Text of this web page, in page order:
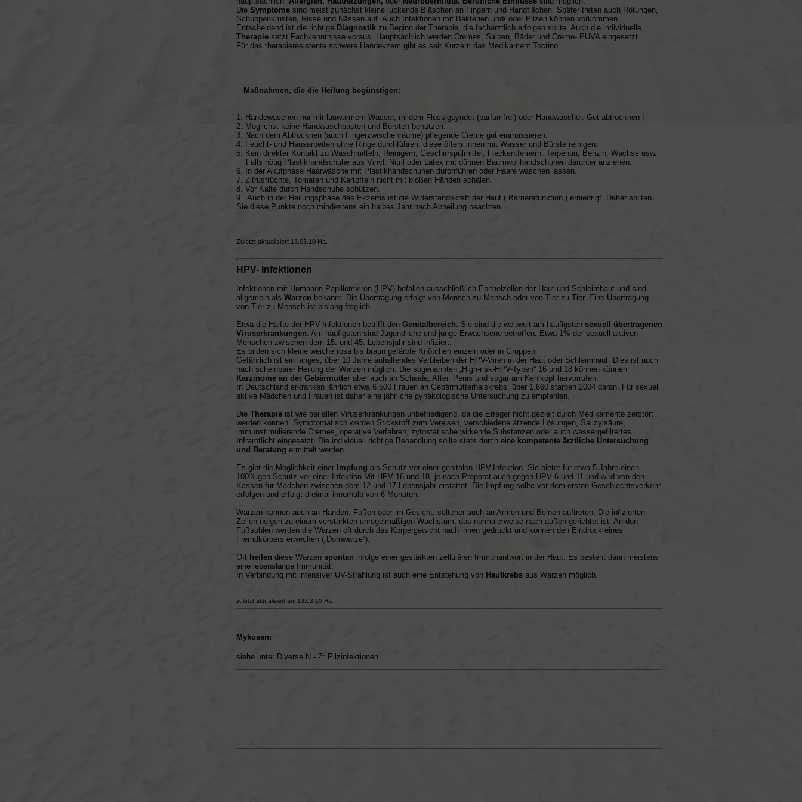
Die Symptome sind meist zunächst kleine juckende Bläschen an Fingern und Handflächen. Später treten auch Rötungen,
Schuppenkrusten, Risse und Nässen auf. Auch Infektionen mit Bakterien und/ oder Pilzen können vorkommen.
Entscheidend ist die richtige Diagnostik zu Beginn der Therapie, die fachärztlich erfolgen sollte. Auch die individuelle
Therapie setzt Fachkenntnisse voraus. Hauptsächlich werden Cremes, Salben, Bäder und Creme- PUVA eingesetzt.
Für das therapieresistente schwere Handekzem gibt es seit Kurzem das Medikament Toctino.
Maßnahmen, die die Heilung begünstigen:
1. Händewaschen nur mit lauwarmem Wasser, mildem Flüssigsyndet (parfümfrei) oder Handwaschöl. Gut abtrocknen !
2. Möglichst keine Handwaschpasten und Bürsten benutzen.
3. Nach dem Abtrocknen (auch Fingerzwischenräume) pflegende Creme gut einmassieren.
4. Feucht- und Hausarbeiten ohne Ringe durchführen, diese öfters innen mit Wasser und Bürste reinigen.
5. Kein direkter Kontakt zu Waschmitteln, Reinigern, Geschirrspülmittel, Fleckentfernern, Terpentin, Benzin, Wachse usw..
Falls nötig Plastikhandschuhe aus Vinyl, Nitril oder Latex mit dünnen Baumwollhandschuhen darunter anziehen.
6. In der Akutphase Haarwäsche mit Plastikhandschuhen durchführen oder Haare waschen lassen.
7. Zitrusfrüchte, Tomaten und Kartoffeln nicht mit bloßen Händen schälen.
8. Vor Kälte durch Handschuhe schützen.
9. Auch in der Heilungsphase des Ekzems ist die Widerstandskraft der Haut ( Barrierefunktion ) erniedrigt. Daher sollten
Sie diese Punkte noch mindestens ein halbes Jahr nach Abheilung beachten.
Zuletzt aktualisiert 13.03.10 Ha.
HPV- Infektionen
Infektionen mit Humanen Papillomviren (HPV) befallen ausschließlich Epithelzellen der Haut und Schleimhaut und sind
allgemein als Warzen bekannt. Die Übertragung erfolgt von Mensch zu Mensch oder von Tier zu Tier. Eine Übertragung
von Tier zu Mensch ist bislang fraglich.
Etwa die Hälfte der HPV-Infektionen betrifft den Genitalbereich. Sie sind die weltweit am häufigsten sexuell übertragenen
Viruserkrankungen. Am häufigsten sind Jugendliche und junge Erwachsene betroffen. Etwa 1% der sexuell aktiven
Menschen zwischen dem 15. und 45. Lebensjahr sind infiziert.
Es bilden sich kleine weiche rosa bis braun gefärbte Knötchen einzeln oder in Gruppen.
Gefährlich ist ein langes, über 10 Jahre anhaltendes Verbleiben der HPV-Viren in der Haut oder Schleimhaut. Dies ist auch
nach scheinbarer Heilung der Warzen möglich. Die sogenannten „High-risk-HPV-Typen“ 16 und 18 können können
Karzinome an der Gebärmutter aber auch an Scheide, After, Penis und sogar am Kehlkopf hervorrufen.
In Deutschland erkranken jährlich etwa 6.500 Frauen an Gebärmutterhalskrebs, über 1.660 starben 2004 daran. Für sexuell
aktive Mädchen und Frauen ist daher eine jährliche gynäkologische Untersuchung zu empfehlen.
Die Therapie ist wie bei allen Viruserkrankungen unbefriedigend, da die Erreger nicht gezielt durch Medikamente zerstört
werden können. Symptomatisch werden Stickstoff zum Vereisen, verschiedene ätzende Lösungen, Salizylsäure,
immunstimulierende Cremes, operative Verfahren, zytostatische wirkende Substanzen oder auch wassergefiltertes
Infrarotlicht eingesetzt. Die individuell richtige Behandlung sollte stets durch eine kompetente ärztliche Untersuchung
und Beratung ermittelt werden.
Es gibt die Möglichkeit einer Impfung als Schutz vor einer genitalen HPV-Infektion. Sie bietet für etwa 5 Jahre einen
100%igen Schutz vor einer Infektion Mit HPV 16 und 18, je nach Präparat auch gegen HPV 6 und 11 und wird von den
Kassen für Mädchen zwischen dem 12 und 17 Lebensjahr erstattet. Die Impfung sollte vor dem ersten Geschlechtsverkehr
erfolgen und erfolgt dreimal innerhalb von 6 Monaten.
Warzen können auch an Händen, Füßen oder im Gesicht, seltener auch an Armen und Beinen auftreten. Die infizierten
Zellen neigen zu einem verstärkten unregelmäßigen Wachstum, das normalerweise nach außen gerichtet ist. An den
Fußsohlen werden die Warzen oft durch das Körpergewicht nach innen gedrückt und können den Eindruck eines
Fremdkörpers erwecken („Dornwarze“).
Oft heilen diese Warzen spontan infolge einer gestärkten zellulären Immunantwort in der Haut. Es besteht dann meistens
eine lebenslange Immunität.
In Verbindung mit intensiver UV-Strahlung ist auch eine Entstehung von Hautkrebs aus Warzen möglich.
zuletzt aktualisiert am 13.03.10 Ha.
Mykosen:
siehe unter Diverse N - Z: Pilzinfektionen